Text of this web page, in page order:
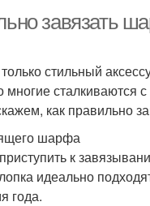
завязать
стильный
многие сталкиваются
как правильно
шарфа
к
идеально
года.